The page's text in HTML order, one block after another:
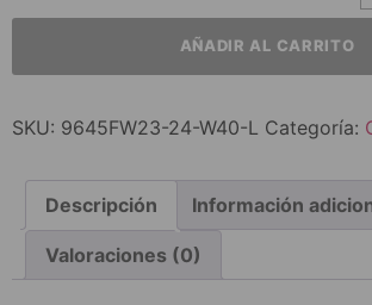
AÑADIR AL CARRITO
SKU: 9645FW23-24-W40-L Categoría:
Descripción Información
Valoraciones (0)